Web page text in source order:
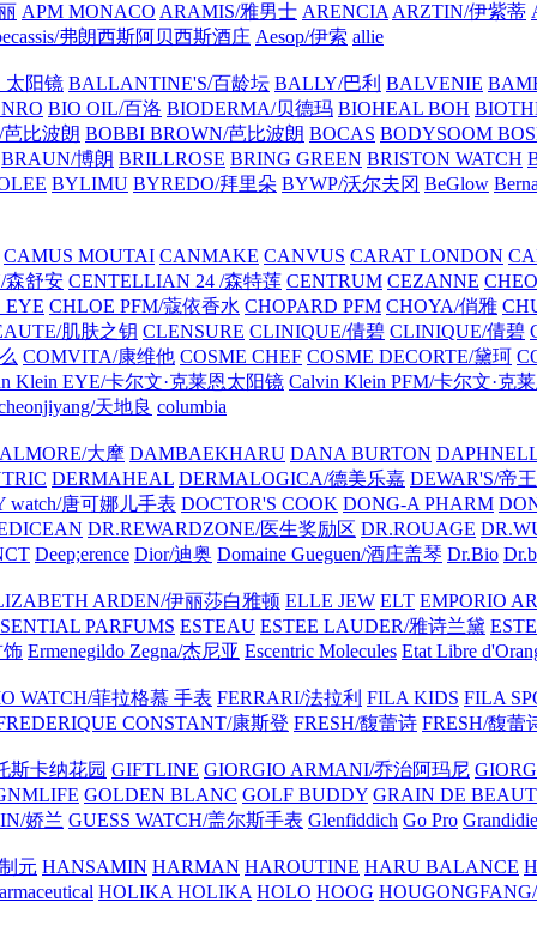
APM MONACO ARAMIS/雅男士 ARENCIA ARZTIN/伊紫蒂
弗朗西斯阿贝西斯酒庄 Aesop/伊索 allie
太阳镜 BALLANTINE'S/百龄坛 BALLY/巴利 BALVENIE
BIO OIL/百洛 BIODERMA/贝德玛 BIOHEAL BOH
比波朗 BOBBI BROWN/芭比波朗 BOCAS BODYSOOM
BRAUN/博朗 BRILLROSE BRING GREEN BRISTON WATCH
BYLIMU BYREDO/拜里朵 BYWP/沃尔夫冈 BeGlow
CAMUS MOUTAI CANMAKE CANVUS CARAT LONDON
森舒安 CENTELLIAN 24 /森特莲 CENTRUM CEZANNE
EYE CHLOE PFM/蔻依香水 CHOPARD PFM CHOYA/俏雅
肌肤之钥 CLENSURE CLINIQUE/倩碧 CLINIQUE/倩碧
COMVITA/康维他 COSME CHEF COSME DECORTE/黛珂
Klein EYE/卡尔文·克莱恩太阳镜 Calvin Klein PFM/卡尔文·克
天地良 columbia
大摩 DAMBAEKHARU DANA BURTON
DERMAHEAL DERMALOGICA/德美乐嘉 DEWAR'S/帝
watch/唐可娜儿手表 DOCTOR'S COOK DONG-A PHARM
DR.REWARDZONE/医生奖励区 DR.ROUAGE
Deep;erence Dior/迪奥 Domaine Gueguen/酒庄盖琴 Dr.Bio
ARDEN/伊丽莎白雅顿 ELLE JEW ELT EMPORIO
PARFUMS ESTEAU ESTEE LAUDER/雅诗兰黛
饰 Ermenegildo Zegna/杰尼亚 Escentric Molecules Etat Libre
WATCH/菲拉格慕 手表 FERRARI/法拉利 FILA KIDS FILA
CONSTANT/康斯登 FRESH/馥蕾诗 FRESH/馥蕾
斯卡纳花园 GIFTLINE GIORGIO ARMANI/乔治阿玛尼
GOLDEN BLANC GOLF BUDDY GRAIN DE
娇兰 GUESS WATCH/盖尔斯手表 Glenfiddich Go Pro
元 HANSAMIN HARMAN HAROUTINE HARU BALANCE
HOLIKA HOLIKA HOLO HOOG